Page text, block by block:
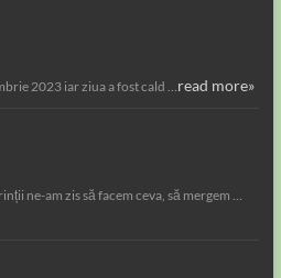
2023 iar ziua a fost cald …read more»
ne-am zis să facem ceva, să mergem …